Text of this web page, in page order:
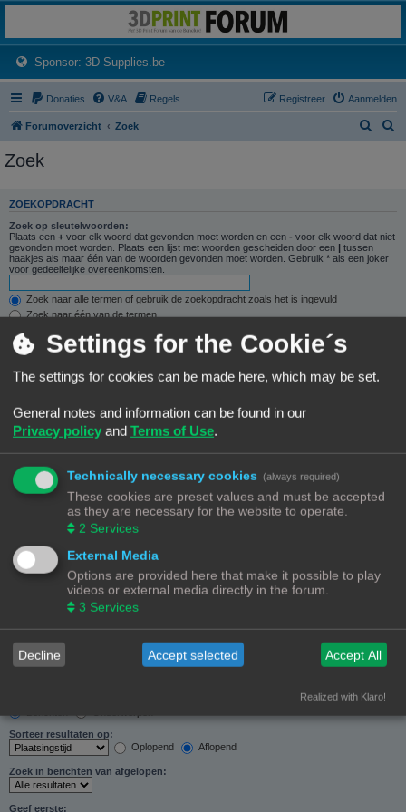
Het 3D print forum van de Benelux na de sluiting van 3dprintforum.nl
Sponsor: 3D Supplies.be(Opens a new tab)
Donaties V&A Regels Aanmelden
Registreer
Forumoverzicht Zoek
Zoek
ZOEKOPDRACHT
Zoek op sleutelwoorden:
Plaats een + voor elk woord dat gevonden moet worden en een - voor elk woord dat niet
gevonden moet worden. Plaats een lijst met woorden gescheiden door een
tussen
haakjes als maar één van de woorden gevonden moet worden. Gebruik * als een joker
voor gedeeltelijke overeenkomsten.
Zoek naar alle termen of gebruik de zoekopdracht zoals het is ingevuld
Zoek naar één van de termen
Zoek naar auteur:
Gebruik * als een joker voor gedeeltelijke overeenkomsten.
Zoeken in forums:
Selecteer het forum of de forums die je wil doorzoeken. Subforums worden automatisch
doorzocht als je “Doorzoek subforums“ hieronder niet uitschakelt.
Doorzoek subforums:
Nee
Alleen berichtonderwerpen en tekst
Alleen tekst
Alleen onderwerptitels
Alleen eerste bericht van onderwerp
Sorteer resultaten op:
Oplopend
Aflopend
Zoek in berichten van afgelopen:
Geef eerste:
Settings for the Cookie´s
The settings for cookies can be made here, which may be set.
General notes and information can be found in our
Privacy policy and Terms of Use.
Technically necessary cookies (always required)
These cookies are preset values and must be accepted
as they are necessary for the website to operate.
2 Services
External Media
Options are provided here that make it possible to play
videos or external media directly in the forum.
3 Services
Decline Accept selected Accept All
Realized with Klaro!